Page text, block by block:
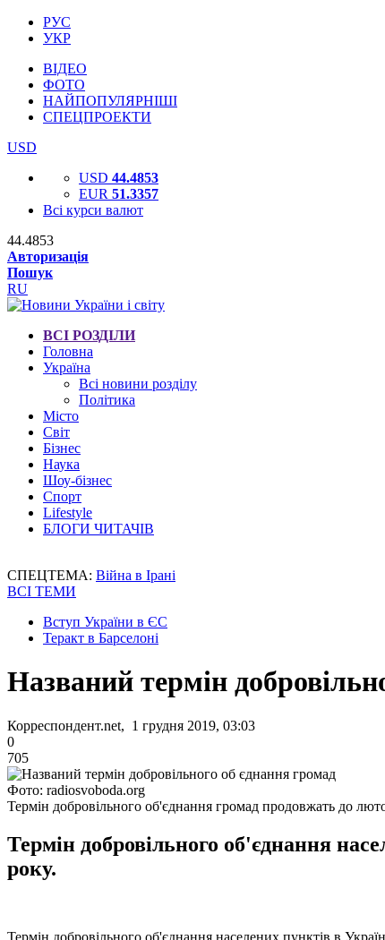
РУС
УКР
ВІДЕО
ФОТО
НАЙПОПУЛЯРНІШІ
СПЕЦПРОЕКТИ
USD
USD 44.4853
EUR 51.3357
Всі курси валют
44.4853
Авторизація
Пошук
RU
ВСІ РОЗДІЛИ
Головна
Україна
Всі новини розділу
Політика
Місто
Світ
Бізнес
Наука
Шоу-бізнес
Спорт
Lifestyle
БЛОГИ ЧИТАЧІВ
СПЕЦТЕМА: Війна в Ірані
ВСІ ТЕМИ
Вступ України в ЄС
Теракт в Барселоні
Названий термін
Корреспондент.net, 1 грудня 2019, 03:03
0
705
Фото: radiosvoboda.org
Термін добровільного об'єднання громад продовжать до
Термін добровільного об'єднання
року.
Термін добровільного об'єднання населених пунктів в